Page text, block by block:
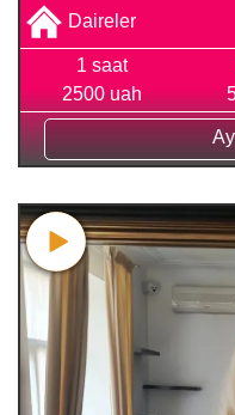
Daireler
1 saat
2500 uah